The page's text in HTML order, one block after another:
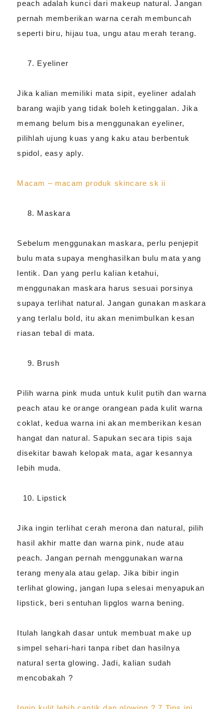
peach adalah kunci dari makeup natural. Jangan
pernah memberikan warna cerah membuncah
seperti biru, hijau tua, ungu atau merah terang.
Eyeliner
Jika kalian memiliki mata sipit, eyeliner adalah
barang wajib yang tidak boleh ketinggalan. Jika
memang belum bisa menggunakan eyeliner,
pilihlah ujung kuas yang kaku atau berbentuk
spidol, easy aply.
Macam – macam produk skincare sk ii
Maskara
Sebelum menggunakan maskara, perlu penjepit
bulu mata supaya menghasilkan bulu mata yang
lentik. Dan yang perlu kalian ketahui,
menggunakan maskara harus sesuai porsinya
supaya terlihat natural. Jangan gunakan maskara
yang terlalu bold, itu akan menimbulkan kesan
riasan tebal di mata.
Brush
Pilih warna pink muda untuk kulit putih dan warna
peach atau ke orange orangean pada kulit warna
coklat, kedua warna ini akan memberikan kesan
hangat dan natural. Sapukan secara tipis saja
disekitar bawah kelopak mata, agar kesannya
lebih muda.
Lipstick
Jika ingin terlihat cerah merona dan natural, pilih
hasil akhir matte dan warna pink, nude atau
peach. Jangan pernah menggunakan warna
terang menyala atau gelap. Jika bibir ingin
terlihat glowing, jangan lupa selesai menyapukan
lipstick, beri sentuhan lipglos warna bening.
Itulah langkah dasar untuk membuat make up
simpel sehari-hari tanpa ribet dan hasilnya
natural serta glowing. Jadi, kalian sudah
mencobakah ?